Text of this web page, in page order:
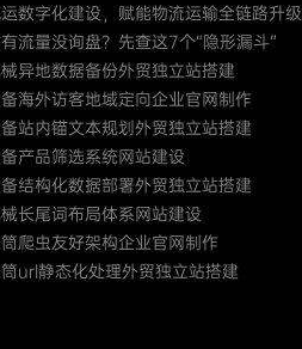
数字化建设，赋能物流运输全链路升级
流量没询盘？先查这7个“隐形漏斗”
异地数据备份外贸独立站搭建
海外访客地域定向企业官网制作
站内锚文本规划外贸独立站搭建
产品筛选系统网站建设
结构化数据部署外贸独立站搭建
长尾词布局体系网站建设
爬虫友好架构企业官网制作
url静态化处理外贸独立站搭建